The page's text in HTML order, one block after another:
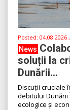
Posted: 04.08.2026
News
soluții la
Dunării...
Discuții cruciale
debitului Dunării
ecologice și